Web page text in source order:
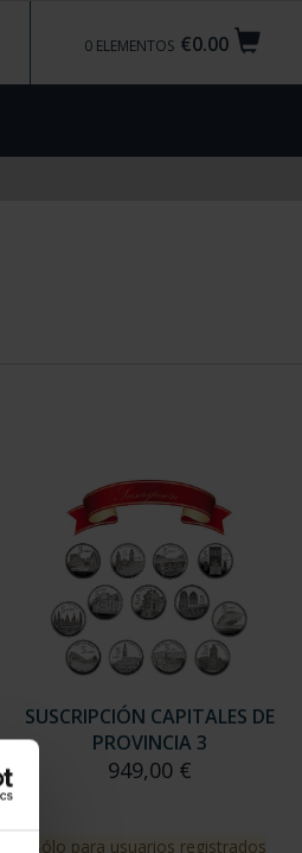
€0.00
0 ELEMENTOS
SUSCRIPCIÓN CAPITALES DE
PROVINCIA 3
949,00 €
Sólo para usuarios registrados